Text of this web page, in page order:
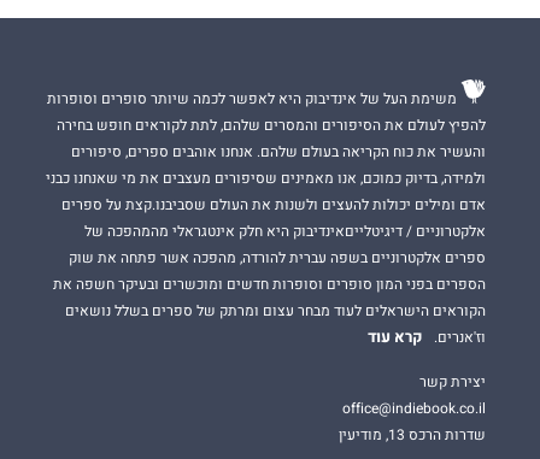
משימת העל של אינדיבוק היא לאפשר לכמה שיותר סופרים וסופרות
להפיץ לעולם את הסיפורים והמסרים שלהם, לתת לקוראים חופש בחירה
והעשיר את כוח הקריאה בעולם שלהם. אנחנו אוהבים ספרים, סיפורים
ולמידה, בדיוק כמוכם, אנו מאמינים שסיפורים מעצבים את מי שאנחנו כבני
אדם ומילים יכולות להעצים ולשנות את העולם שסביבנו.קצת על ספרים
אלקטרוניים / דיגיטלייםאינדיבוק היא חלק אינטגראלי מהמהפכה של
ספרים אלקטרוניים בשפה עברית להורדה, מהפכה אשר פתחה את שוק
הספרים בפני המון סופרים וסופרות חדשים ומוכשרים ובעיקר חשפה את
הקוראים הישראלים לעוד מבחר עצום ומרתק של ספרים בשלל נושאים
וז'אנרים.
קרא עוד
יצירת קשר
office@indiebook.co.il
שדרות הרכס 13, מודיעין